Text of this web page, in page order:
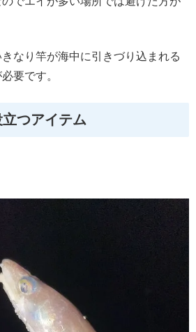
なり竿が海中に引きづり込まれる
要です。
つアイテム